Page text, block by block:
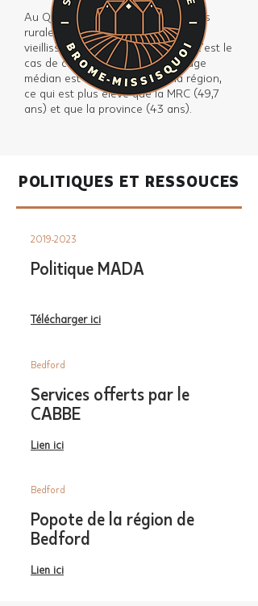
Au Québec, les petites municipalités
rurales sont frappées par le
vieillissement de la population et c’est le
cas de cette région. D’ailleurs, l’âge
médian est de 50,5 ans pour la région,
ce qui est plus élevé que la MRC (49,7
ans) et que la province (43 ans).
POLITIQUES ET RESSOUCES
2019-2023
Politique MADA
Télécharger ici
Bedford
Services offerts par le
CABBE
Lien ici
Bedford
Popote de la région de
Bedford
Lien ici